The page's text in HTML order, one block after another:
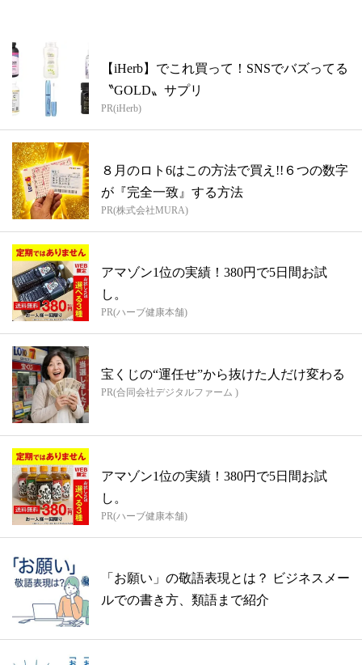
【iHerb】でこれ買って！SNSでバズってる
〝GOLD〟サプリ
PR(iHerb)
８月のロト6はこの方法で買え!!６つの数字
が『完全一致』する方法
PR(株式会社MURA)
アマゾン1位の実績！380円で5日間お試
し。
PR(ハーブ健康本舗)
宝くじの“運任せ”から抜けた人だけ変わる
PR(合同会社デジタルファーム )
アマゾン1位の実績！380円で5日間お試
し。
PR(ハーブ健康本舗)
「お願い」の敬語表現とは？ ビジネスメー
ルでの書き方、類語まで紹介